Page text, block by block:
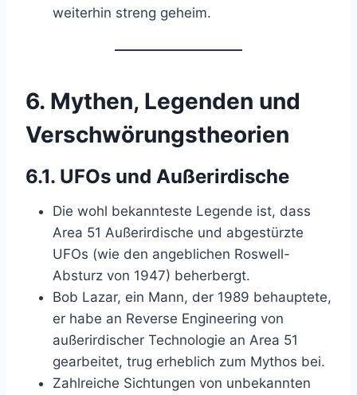
weiterhin streng geheim.
6. Mythen, Legenden und
Verschwörungstheorien
6.1. UFOs und Außerirdische
Die wohl bekannteste Legende ist, dass
Area 51 Außerirdische und abgestürzte
UFOs (wie den angeblichen Roswell-
Absturz von 1947) beherbergt.
Bob Lazar, ein Mann, der 1989 behauptete,
er habe an Reverse Engineering von
außerirdischer Technologie an Area 51
gearbeitet, trug erheblich zum Mythos bei.
Zahlreiche Sichtungen von unbekannten